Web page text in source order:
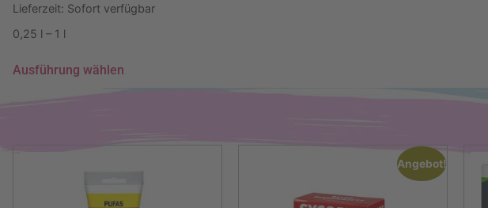
Lieferzeit: Sofort verfügbar
0,25 l – 1 l
Ausführung wählen
Angebot!